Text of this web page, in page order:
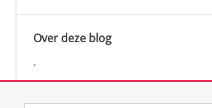
Over deze blog
.